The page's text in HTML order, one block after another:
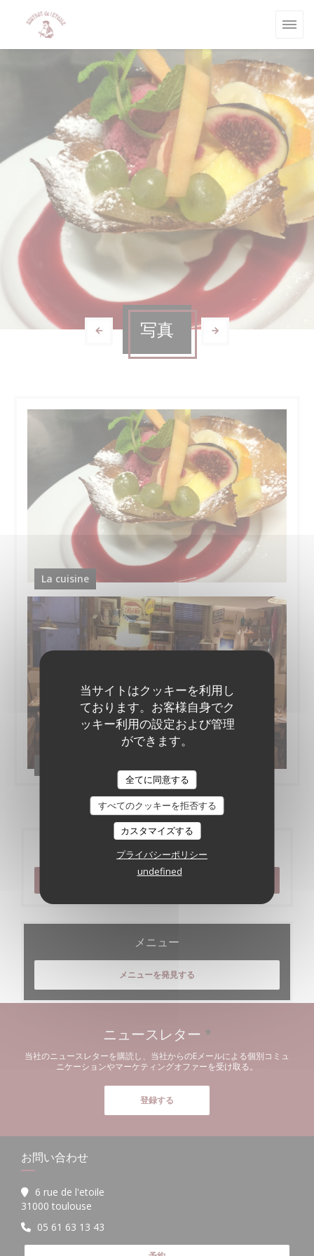
当サイトはクッキーを利用し
ております。お客様自身でク
ッキー利用の設定および管理
ができます。
全てに同意する
すべてのクッキーを拒否する
カスタマイズする
プライバシーポリシー
undefined
写真
La cuisine
ご予約
予約
メニュー
メニューを発見する
ニュースレター *
当社のニュースレターを購読し、当社からのEメールによる個別コミュ
ニケーションやマーケティングオファーを受け取る。
登録する
お問い合わせ
6 rue de l'etoile
31000 toulouse
05 61 63 13 43